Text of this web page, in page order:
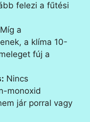
felezi a fűtési
Míg a
a klíma 10-
fúj a
Nincs
monoxid
jár porral vagy